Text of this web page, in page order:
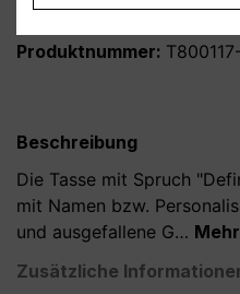
Produktnummer:
Beschreibung
Die Tasse mit Spruch
mit Namen bzw.
und ausgefallene G… Mehr
Zusätzliche